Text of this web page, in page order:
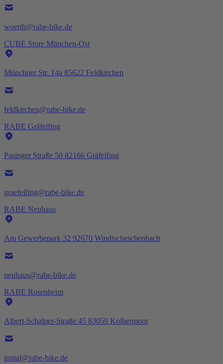
woerth@rabe-bike.de
CUBE Store München-Ost
Münchner Str. 14a 85622 Feldkirchen
feldkirchen@rabe-bike.de
RABE Gräfelfing
Pasinger Straße 50 82166 Gräfelfing
graefelfing@rabe-bike.de
RABE Neuhaus
Am Gewerbepark 32 92670 Windischeschenbach
neuhaus@rabe-bike.de
RABE Rosenheim
Albert-Schalper-Straße 45 83059 Kolbermoor
inntal@rabe-bike.de